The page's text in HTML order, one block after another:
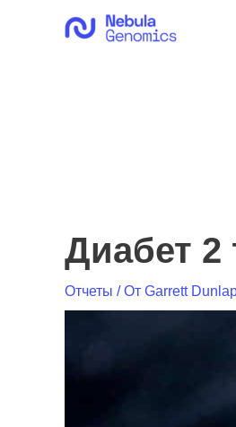
Диабет 2
Отчеты / От Garrett